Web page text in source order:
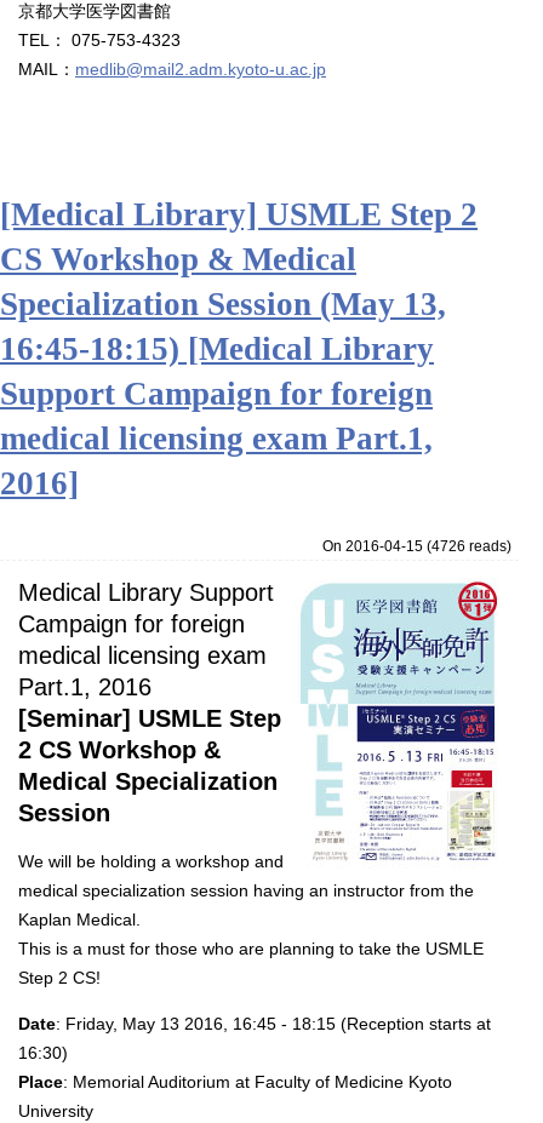
京都大学医学図書館
TEL： 075-753-4323
MAIL： medlib@mail2.adm.kyoto-u.ac.jp
[Medical Library] USMLE Step 2
CS Workshop & Medical
Specialization Session (May 13,
16:45-18:15) [Medical Library
Support Campaign for foreign
medical licensing exam Part.1,
2016]
On 2016-04-15(4726 reads)
Medical Library Support
Campaign for foreign
medical licensing exam
Part.1, 2016
[Seminar] USMLE Step
2 CS Workshop &
Medical Specialization
Session
We will be holding a workshop and
medical specialization session having an instructor from the
Kaplan Medical.
This is a must for those who are planning to take the USMLE
Step 2 CS!
Date: Friday, May 13 2016, 16:45 - 18:15 (Reception starts at
16:30)
Place: Memorial Auditorium at Faculty of Medicine Kyoto
University